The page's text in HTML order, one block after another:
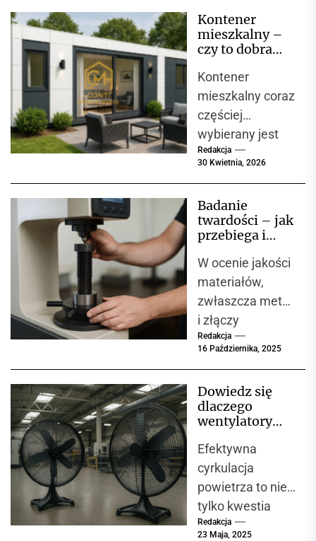
Kontener
mieszkalny –
czy to dobra
domu?
Kontener
mieszkalny coraz
częściej
wybierany jest
jako alternatywa
Nowoczesne
kontenery
komfort, szybki
montaż i
niższe...
Redakcja
30 Kwietnia, 2026
Badanie
twardości – jak
przebiega i
kluczowe w
kontroli jakości
materiałów?
W ocenie jakości
materiałów,
zwłaszcza metali
i złączy
spawanych,
odporność na
odkształcenia
Jedną z
podstawowych...
Redakcja
16 Października, 2025
Dowiedz się
dlaczego
wentylatory
są niezbędne w
każdej hali
produkcyjnej
Efektywna
cyrkulacja
powietrza to nie
tylko kwestia
komfortu, ale
Redakcja
23 Maja, 2025